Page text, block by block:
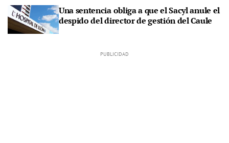
Una sentencia obliga a que el Sacyl anule el
despido del director de gestión del Caule